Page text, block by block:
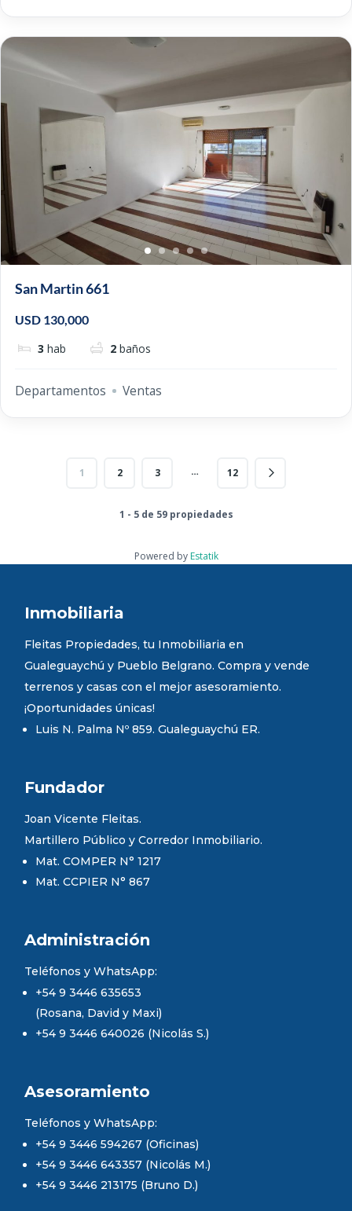
San Martin 661
USD 130,000
3 hab 2 baños
Departamentos Ventas
1 2 3 … 12
1 - 5 de 59 propiedades
Powered by Estatik
Inmobiliaria
Fleitas Propiedades, tu Inmobiliaria en
Gualeguaychú y Pueblo Belgrano. Compra y vende
terrenos y casas con el mejor asesoramiento.
¡Oportunidades únicas!
Luis N. Palma Nº 859. Gualeguaychú ER.
Fundador
Joan Vicente Fleitas.
Martillero Público y Corredor Inmobiliario.
Mat. COMPER N° 1217
Mat. CCPIER N° 867
Administración
Teléfonos y WhatsApp:
+54 9 3446 635653
(Rosana, David y Maxi)
+54 9 3446 640026 (Nicolás S.)
Asesoramiento
Teléfonos y WhatsApp:
+54 9 3446 594267 (Oficinas)
+54 9 3446 643357 (Nicolás M.)
+54 9 3446 213175 (Bruno D.)